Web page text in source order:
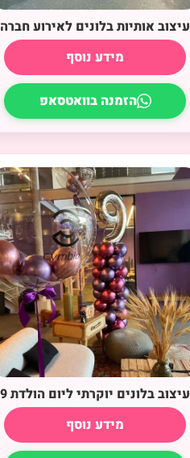
עיצוב אותיות בלונים לאירוע חברה
מידע נוסף
הזמנה בוואטסאפ
עיצוב בלונים יוקרתי ליום הולדת 9
מידע נוסף